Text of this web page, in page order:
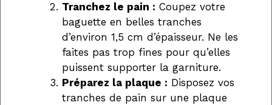
Tranchez le pain : Coupez votre
baguette en belles tranches
d’environ 1,5 cm d’épaisseur. Ne les
faites pas trop fines pour qu’elles
puissent supporter la garniture.
Préparez la plaque : Disposez vos
tranches de pain sur une plaque